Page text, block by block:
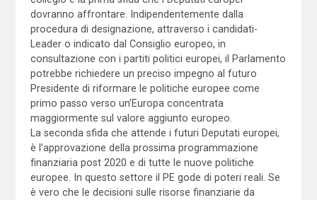
dovranno affrontare. Indipendentemente dalla
procedura di designazione, attraverso i candidati-
Leader o indicato dal Consiglio europeo, in
consultazione con i partiti politici europei, il Parlamento
potrebbe richiedere un preciso impegno al futuro
Presidente di riformare le politiche europee come
primo passo verso un’Europa concentrata
maggiormente sul valore aggiunto europeo.
La seconda sfida che attende i futuri Deputati europei,
è l’approvazione della prossima programmazione
finanziaria post 2020 e di tutte le nuove politiche
europee. In questo settore il PE gode di poteri reali. Se
è vero che le decisioni sulle risorse finanziarie da